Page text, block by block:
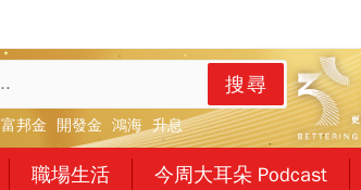
搜尋
富邦金 開發金 鴻海 升息
職場生活 今周大耳朵 Podcast